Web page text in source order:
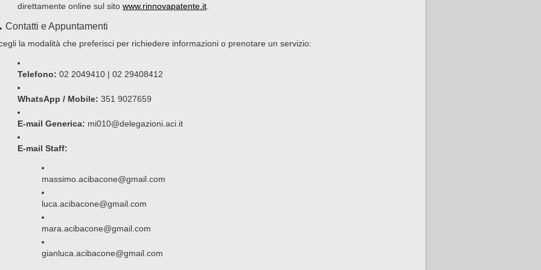
direttamente online sul sito www.rinnovapatente.it
Contatti e Appuntamenti
la modalità che preferisci per richiedere informazioni o prenotare un servizio:
Telefono: 02 2049410 | 02 29408412
WhatsApp / Mobile: 351 9027659
E-mail Generica: mi010@delegazioni.aci.it
E-mail Staff:
massimo.acibacone@gmail.com
luca.acibacone@gmail.com
mara.acibacone@gmail.com
gianluca.acibacone@gmail.com